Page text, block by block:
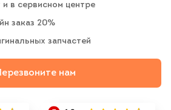
в сервисном центре
заказ 20%
запчастей
нам